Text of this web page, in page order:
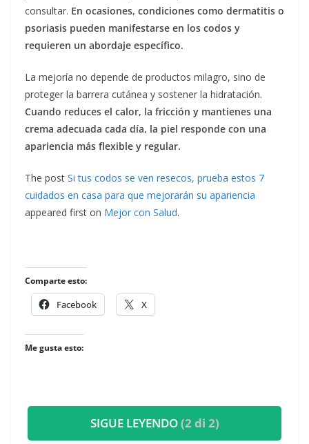
consultar. En ocasiones, condiciones como dermatitis o
psoriasis pueden manifestarse en los codos y
requieren un abordaje específico.
La mejoría no depende de productos milagro, sino de
proteger la barrera cutánea y sostener la hidratación.
Cuando reduces el calor, la fricción y mantienes una
crema adecuada cada día, la piel responde con una
apariencia más flexible y regular.
The post Si tus codos se ven resecos, prueba estos 7
cuidados en casa para que mejorarán su apariencia
appeared first on Mejor con Salud.
Comparte esto:
Facebook X
Me gusta esto:
SIGUE LEYENDO(2 di 2)